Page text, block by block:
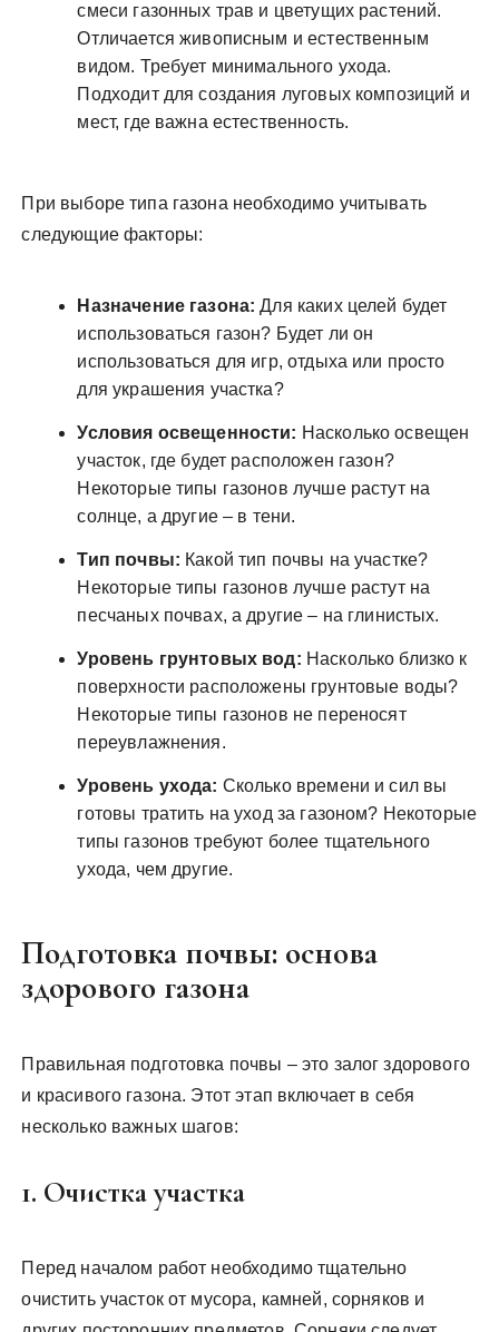
смеси газонных трав и цветущих растений.
Отличается живописным и естественным
видом. Требует минимального ухода.
Подходит для создания луговых композиций и
мест, где важна естественность.
При выборе типа газона необходимо учитывать
следующие факторы:
Назначение газона: Для каких целей будет
использоваться газон? Будет ли он
использоваться для игр, отдыха или просто
для украшения участка?
Условия освещенности: Насколько освещен
участок, где будет расположен газон?
Некоторые типы газонов лучше растут на
солнце, а другие – в тени.
Тип почвы: Какой тип почвы на участке?
Некоторые типы газонов лучше растут на
песчаных почвах, а другие – на глинистых.
Уровень грунтовых вод: Насколько близко к
поверхности расположены грунтовые воды?
Некоторые типы газонов не переносят
переувлажнения.
Уровень ухода: Сколько времени и сил вы
готовы тратить на уход за газоном? Некоторые
типы газонов требуют более тщательного
ухода, чем другие.
Подготовка почвы: основа
здорового газона
Правильная подготовка почвы – это залог здорового
и красивого газона. Этот этап включает в себя
несколько важных шагов:
1. Очистка участка
Перед началом работ необходимо тщательно
очистить участок от мусора, камней, сорняков и